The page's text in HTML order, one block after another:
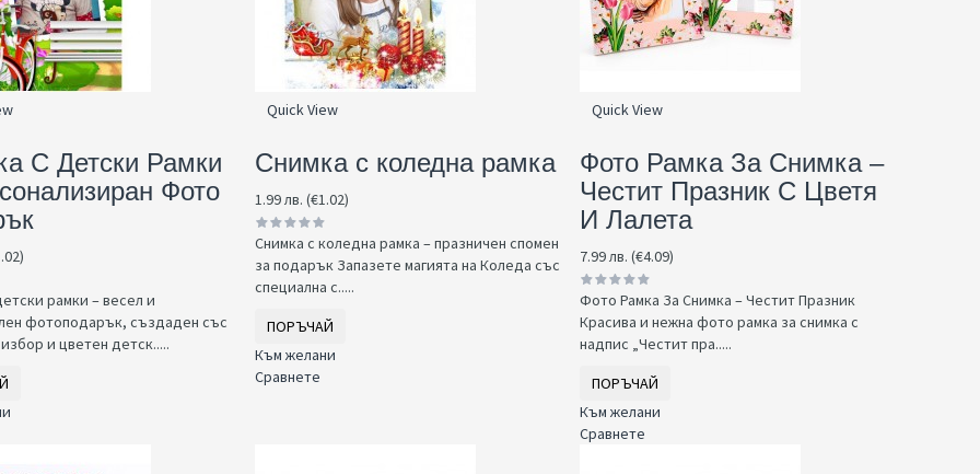
С Детски Рамки
Фото
рамки – весел и
фотоподарък, създаден със
и цветен детск.....
Quick View
Снимка с коледна рамка
1.99 лв. (€1.02)
Снимка с коледна рамка – празничен спомен
за подарък Запазете магията на Коледа със
специална с.....
ПОРЪЧАЙ
Към желани
Сравнете
Quick View
Фото Рамка За Снимка –
Честит Празник С Цветя
И Лалета
7.99 лв. (€4.09)
Фото Рамка За Снимка – Честит Празник
Красива и нежна фото рамка за снимка с
надпис „Честит пра.....
ПОРЪЧАЙ
Към желани
Сравнете